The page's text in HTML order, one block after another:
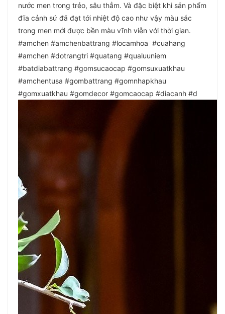
nước men trong trẻo, sâu thẳm. Và đặc biệt khi sản phẩm
đĩa cảnh sứ đã đạt tới nhiệt độ cao như vậy màu sắc
trong men mới được bền màu vĩnh viễn với thời gian.
#amchen #amchenbattrang #locamhoa #cuahang
#amchen #dotrangtri #quatang #qualuuniem
#batdiabattrang #gomsucaocap #gomsuxuatkhau
#amchentusa #gombattrang #gomnhapkhau
#gomxuatkhau #gomdecor #gomcaocap #diacanh #d